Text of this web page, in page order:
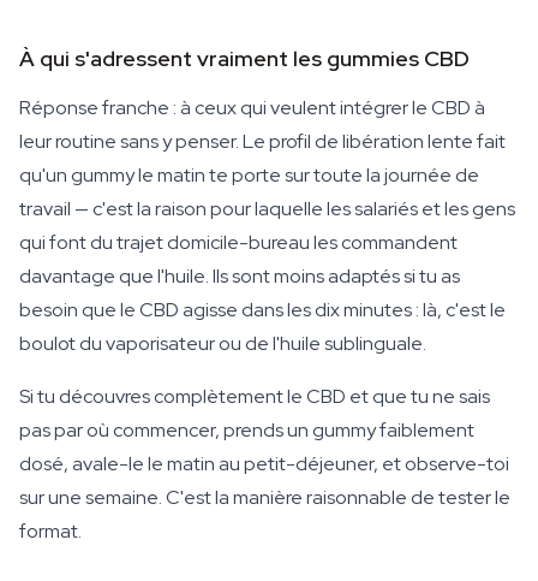
À qui s'adressent vraiment les gummies CBD
Réponse franche : à ceux qui veulent intégrer le CBD à
leur routine sans y penser. Le profil de libération lente fait
qu'un gummy le matin te porte sur toute la journée de
travail — c'est la raison pour laquelle les salariés et les gens
qui font du trajet domicile-bureau les commandent
davantage que l'huile. Ils sont moins adaptés si tu as
besoin que le CBD agisse dans les dix minutes : là, c'est le
boulot du vaporisateur ou de l'huile sublinguale.
Si tu découvres complètement le CBD et que tu ne sais
pas par où commencer, prends un gummy faiblement
dosé, avale-le le matin au petit-déjeuner, et observe-toi
sur une semaine. C'est la manière raisonnable de tester le
format.